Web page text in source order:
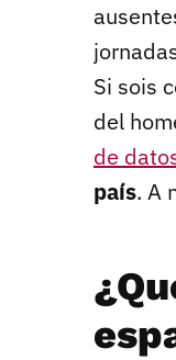
Si sois
del
de
país. A